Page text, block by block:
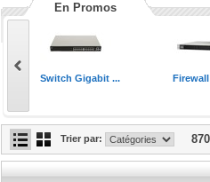
En Promos
Switch Gigabit ... Firewall Editio
Trier par: